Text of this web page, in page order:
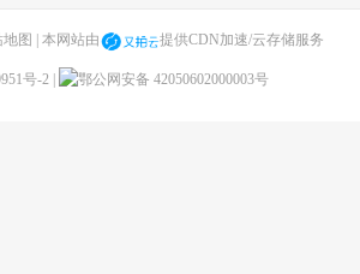
地图 | 本网站由 提供CDN加速/云存储服务
号-2 鄂公网安备 42050602000003号